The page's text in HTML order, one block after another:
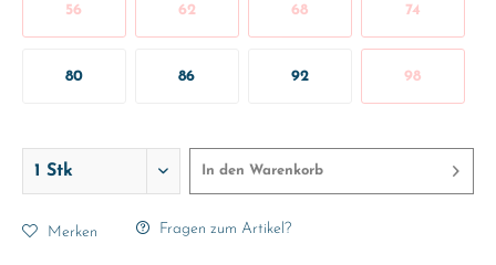
56 62 68 74
80 86 92 98
In den Warenkorb
Merken Fragen zum Artikel?